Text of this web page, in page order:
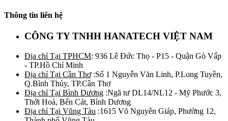
Thông tin liên hệ
CÔNG TY TNHH HANATECH VIỆT NAM
Địa chỉ Tại TPHCM: 936 Lê Đức Thọ - P15 - Quận Gò Vấp
- TP.Hồ Chí Minh
Địa chỉ Tại Cần Thơ:Số 1 Nguyễn Văn Linh, P.Long Tuyền,
Q.Bình Thủy, TP.Cần Thơ
Địa chỉ Tại Bình Dương :Ngã tư DL14/NL12 - Mỹ Phước 3,
Thới Hoà, Bến Cát, Bình Dương
Địa chỉ Tại Vũng Tàu :1615 Võ Nguyên Giáp, Phường 12,